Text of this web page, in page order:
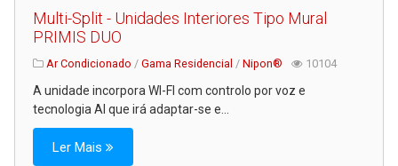
Novidades
Contactos
Multi-Split - Unidades Interiores Tipo Mural
PRIMIS DUO
Ar Condicionado / Gama Residencial / Nipon® 10104
A unidade incorpora WI-FI com controlo por voz e
tecnologia AI que irá adaptar-se e...
Ler Mais